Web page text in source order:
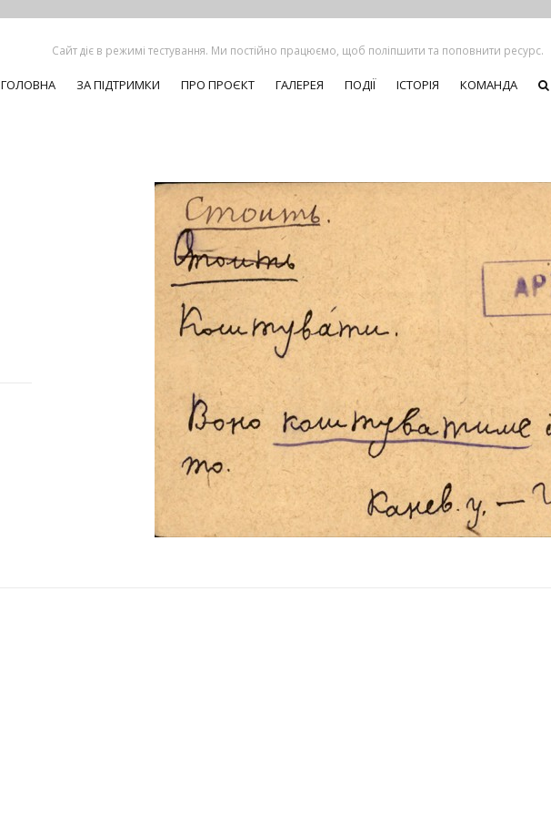
Сайт діє в режимі тестування. Ми постійно працюємо, щоб поліпшити та поповнити ресурс.
ГОЛОВНА ЗА ПІДТРИМКИ ПРО ПРОЄКТ ГАЛЕРЕЯ ПОДІЇ ІСТОРІЯ КОМАНДА